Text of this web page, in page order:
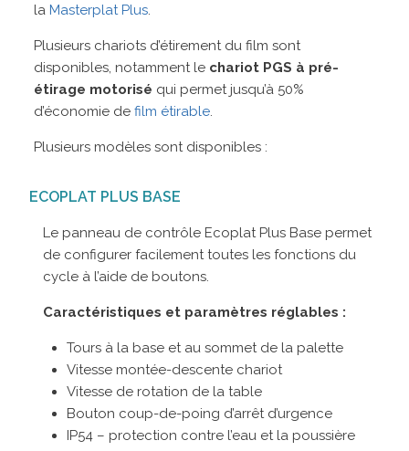
la Masterplat Plus.
Plusieurs chariots d’étirement du film sont
disponibles, notamment le chariot PGS à pré-
étirage motorisé qui permet jusqu’à 50%
d’économie de film étirable.
Plusieurs modèles sont disponibles :
ECOPLAT PLUS BASE
Le panneau de contrôle Ecoplat Plus Base permet
de configurer facilement toutes les fonctions du
cycle à l’aide de boutons.
Caractéristiques et paramètres réglables :
Tours à la base et au sommet de la palette
Vitesse montée-descente chariot
Vitesse de rotation de la table
Bouton coup-de-poing d’arrêt d’urgence
IP54 – protection contre l’eau et la poussière